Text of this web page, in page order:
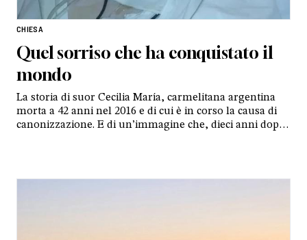
CHIESA
Quel sorriso che ha conquistato il
mondo
La storia di suor Cecilia María, carmelitana argentina
morta a 42 anni nel 2016 e di cui è in corso la causa di
canonizzazione. E di un’immagine che, dieci anni dopo,